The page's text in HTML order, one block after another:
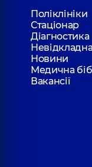
Поліклініки
Стаціонар
Діагностика
Новини
Медична
Вакансії